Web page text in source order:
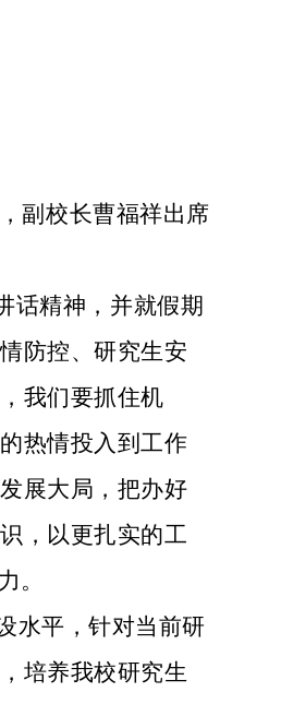
副校长曹福祥出席
话精神， 并就假期
防控、研究生安
我们要抓住机
热情投入到工作
展大局，把办好
，以更扎实的工
。
水平，针对当前研
，培养我校研究生